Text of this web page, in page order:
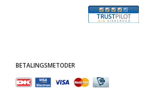
BETALINGSMETODER